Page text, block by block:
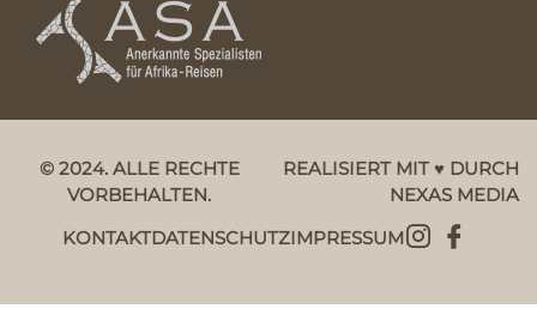
© 2024. ALLE RECHTE
VORBEHALTEN.
REALISIERT MIT ♥ DURCH
NEXAS MEDIA
KONTAKTDATENSCHUTZIMPRESSUM